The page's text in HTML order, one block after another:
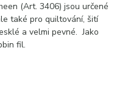
(Art. 3406) jsou určené
také pro quiltování, šití
a velmi pevné. Jako
fil.